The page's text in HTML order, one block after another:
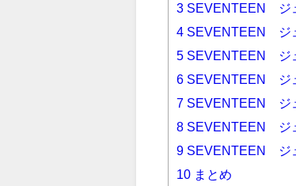
3 SEVENTEEN ジ
4 SEVENTEEN ジ
5 SEVENTEEN ジ
6 SEVENTEEN ジ
7 SEVENTEEN ジ
8 SEVENTEEN
9 SEVENTEEN ジ
10 まとめ